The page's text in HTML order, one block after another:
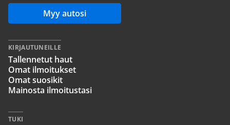
Myy autosi
KIRJAUTUNEILLE
Tallennetut haut
Omat ilmoitukset
Omat suosikit
Mainosta ilmoitustasi
TUKI